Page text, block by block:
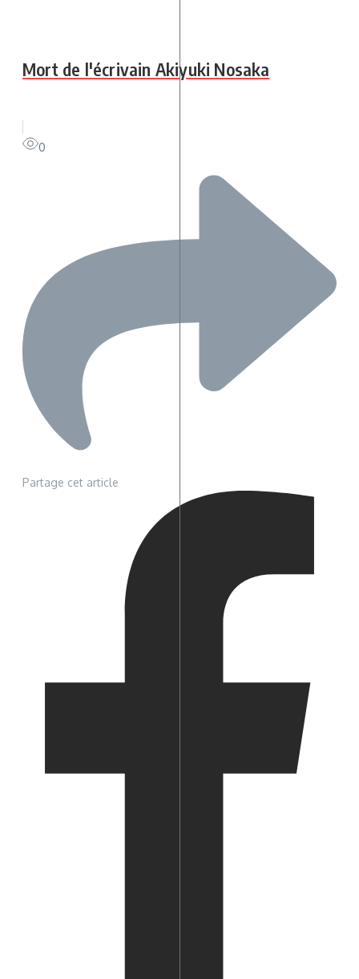
Mort de l'écrivain Akiyuki Nosaka
0
Partage cet article